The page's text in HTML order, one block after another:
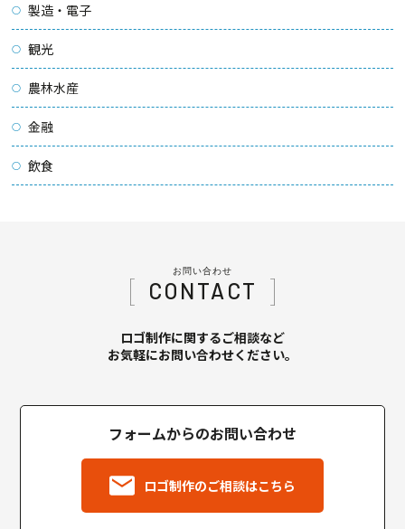
製造・電子
観光
農林水産
金融
飲食
お問い合わせ
CONTACT
ロゴ制作に関するご相談など
お気軽にお問い合わせください。
フォームからのお問い合わせ
ロゴ制作のご相談はこちら